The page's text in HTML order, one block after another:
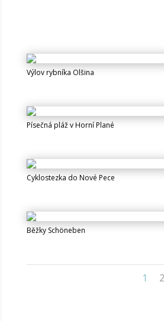
Výlov rybníka Olšina
Písečná pláž v Horní Plané
Cyklostezka do Nové Pece
Běžky Schöneben
1 2